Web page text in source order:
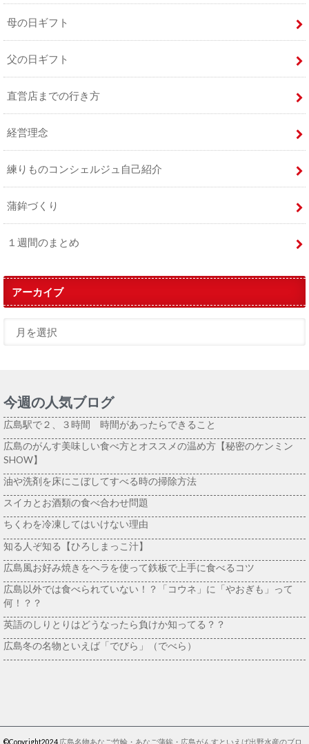
母の日ギフト
父の日ギフト
直営店までの行き方
経営理念
練りものコンシェルジュ自己紹介
蒲鉾づくり
１週間のまとめ
アーカイブ
今週の人気ブログ
広島駅で２、３時間 時間があったらできること
広島のがんす美味しい食べ方とオススメの温め方【秘密のケンミン
SHOW】
油や洗剤を床にこぼしてすべる時の掃除方法
スイカとお酒類の食べ合わせ問題
ちくわを冷凍してはいけない理由
知る人ぞ知る【ひろしまっこ汁】
広島風お好み焼きをヘラを使って鉄板で上手に食べるコツ
広島以外では食べられていない！？「コウネ」に「やおぎも」って
何！？？
英語のしりとりはどうなったら負けか知ってる？？
広島冬の名物といえば「でびら」（でべら）
©Copyright2024 広島名物あなご竹輪・あなご蒲鉾・広島がんすといえば出野水産のブロ